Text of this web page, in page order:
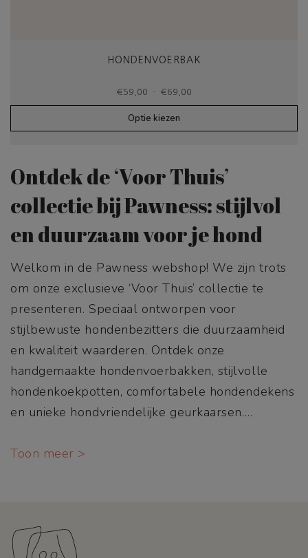
HONDENVOERBAK
€59,00 - €69,00
€59,00
€69,00
Optie kiezen
Ontdek de ‘Voor Thuis’
collectie bij Pawness: stijlvol
en duurzaam voor je hond
Welkom in de Pawness webshop! We zijn trots
om onze exclusieve ‘Voor Thuis’ collectie te
presenteren. Speciaal ontworpen voor
stijlbewuste hondenbezitters die duurzaamheid
en kwaliteit waarderen. Ontdek onze
handgemaakte hondenvoerbakken, stijlvolle
hondenkoekpotten, comfortabele hondendekens
en unieke hondvriendelijke geurkaarsen.…
Toon meer >